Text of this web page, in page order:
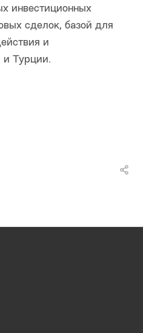
инвестиционных
сделок, базой для
и
и Турции.